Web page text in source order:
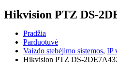
Hikvision PTZ DS-
Pradžia
Parduotuvė
Vaizdo stebėjimo sistemos, IP
Hikvision PTZ DS-